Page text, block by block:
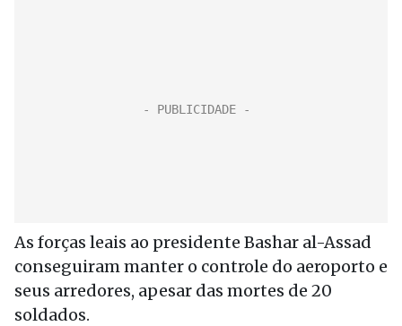
As forças leais ao presidente Bashar al-Assad
conseguiram manter o controle do aeroporto e
seus arredores, apesar das mortes de 20
soldados.